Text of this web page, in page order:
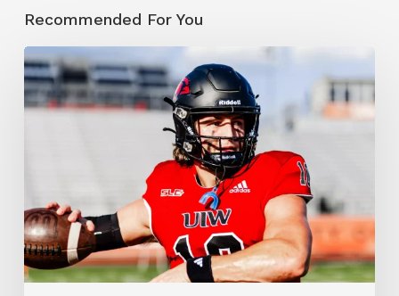
Recommended For You
Galaxy
setzt
auf
Calzada